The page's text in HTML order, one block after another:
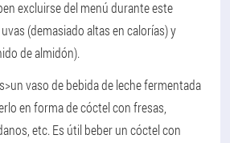
excluirse del menú durante este
(demasiado altas en calorías) y
de almidón).
vaso de bebida de leche fermentada
en forma de cóctel con fresas,
etc. Es útil beber un cóctel con